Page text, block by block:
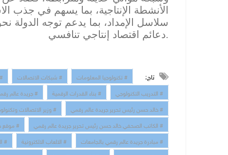
الأنشطة الإنتاجية، بما يسهم في جذب
سلاسل الإمداد، بما يدعم توجه الدولة
دعائم اقتصاد إنتاجي تنافسي.
تاج: # تكنولوجيا المعلومات # شبكات الاتصالات
# التدريب التكنولوجي
# بناء القدرات الرقمية # جريدة عالم
# خالد حسن رئيس تحرير جريدة عالم رقمي
# وزير الاتصالات
# الكاتب الصحفي خالد حسن رئيس تحرير جريدة عالم رقمي
# موقع
# مبادرة جريدة عالم رقمي بالجامعات
# الالعاب الالكترونية #